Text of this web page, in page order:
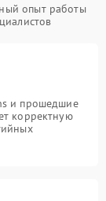
опыт работы
и прошедшие
корректную